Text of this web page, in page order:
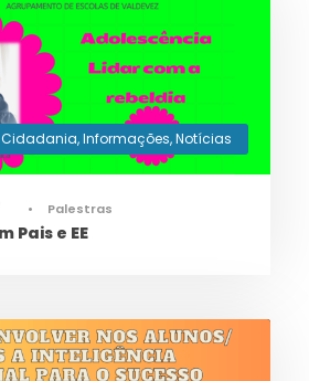
Cidadania,Informações,Notícias
• Palestras
Pais e EE